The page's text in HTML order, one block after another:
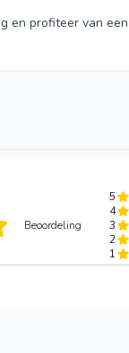
en profiteer van
Beoordeling
5
4
3
2
1